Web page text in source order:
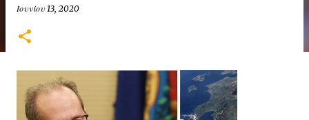
Ιουνίου 13, 2020